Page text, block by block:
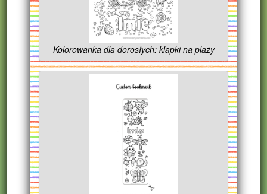
Kolorowanka dla dorosłych: klapki na plaży